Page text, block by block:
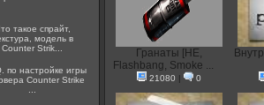
такое спрайт,
модель в
Counter Strik...
по настройке игры
Counter Strike
Гранаты [HE,
Flashbang, Smoke ...
21080 | 0